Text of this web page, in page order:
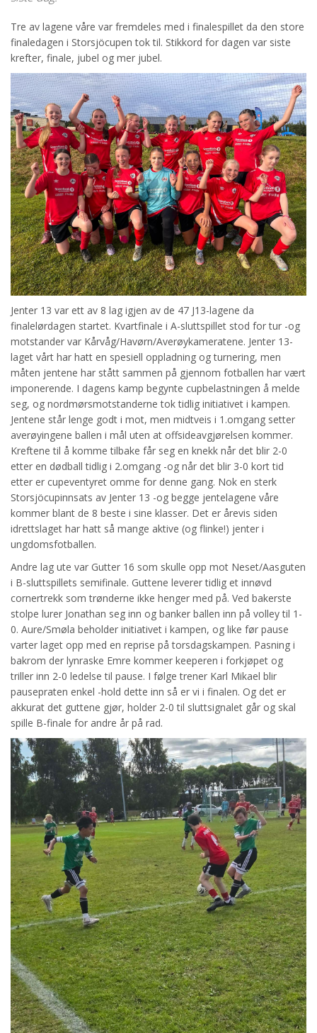
Tre av lagene våre var fremdeles med i finalespillet da den store
finaledagen i Storsjöcupen tok til. Stikkord for dagen var siste
krefter, finale, jubel og mer jubel.
Jenter 13 var ett av 8 lag igjen av de 47 J13-lagene da
finalelørdagen startet. Kvartfinale i A-sluttspillet stod for tur -og
motstander var Kårvåg/Havørn/Averøykameratene. Jenter 13-
laget vårt har hatt en spesiell oppladning og turnering, men
måten jentene har stått sammen på gjennom fotballen har vært
imponerende. I dagens kamp begynte cupbelastningen å melde
seg, og nordmørsmotstanderne tok tidlig initiativet i kampen.
Jentene står lenge godt i mot, men midtveis i 1.omgang setter
averøyingene ballen i mål uten at offsideavgjørelsen kommer.
Kreftene til å komme tilbake får seg en knekk når det blir 2-0
etter en dødball tidlig i 2.omgang -og når det blir 3-0 kort tid
etter er cupeventyret omme for denne gang. Nok en sterk
Storsjöcupinnsats av Jenter 13 -og begge jentelagene våre
kommer blant de 8 beste i sine klasser. Det er årevis siden
idrettslaget har hatt så mange aktive (og flinke!) jenter i
ungdomsfotballen.
Andre lag ute var Gutter 16 som skulle opp mot Neset/Aasguten
i B-sluttspillets semifinale. Guttene leverer tidlig et innøvd
cornertrekk som trønderne ikke henger med på. Ved bakerste
stolpe lurer Jonathan seg inn og banker ballen inn på volley til 1-
0. Aure/Smøla beholder initiativet i kampen, og like før pause
varter laget opp med en reprise på torsdagskampen. Pasning i
bakrom der lynraske Emre kommer keeperen i forkjøpet og
triller inn 2-0 ledelse til pause. I følge trener Karl Mikael blir
pausepraten enkel -hold dette inn så er vi i finalen. Og det er
akkurat det guttene gjør, holder 2-0 til sluttsignalet går og skal
spille B-finale for andre år på rad.